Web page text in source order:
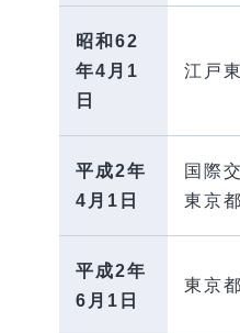
昭和62
年4月1
日
江戸
平成2年
4月1日
国際
東京
平成2年
6月1日
東京